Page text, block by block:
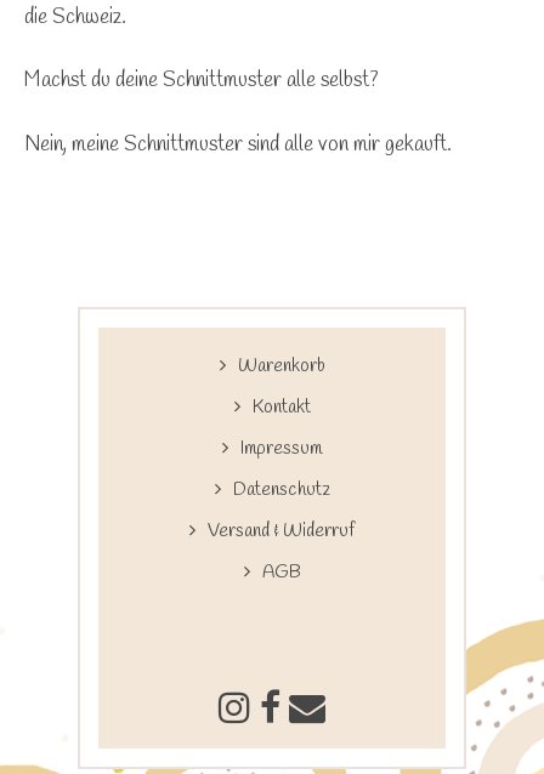
die Schweiz.
Machst du deine Schnittmuster alle selbst?
Nein, meine Schnittmuster sind alle von mir gekauft.
Warenkorb
Kontakt
Impressum
Datenschutz
Versand & Widerruf
AGB